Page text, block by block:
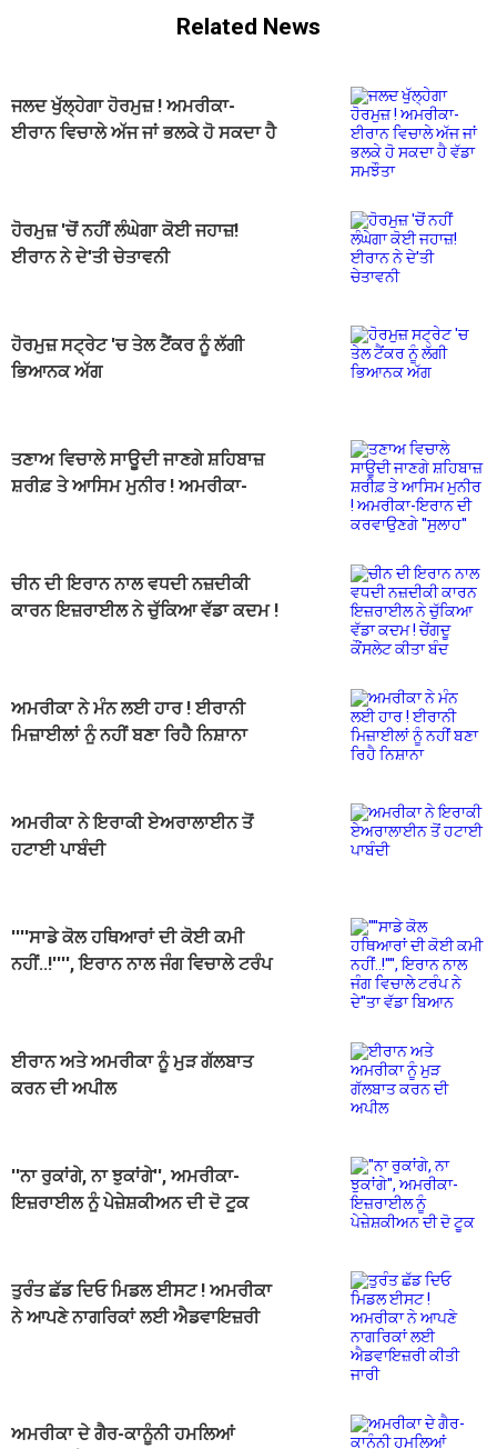
Related News
ਜਲਦ ਖੁੱਲ੍ਹੇਗਾ ਹੋਰਮੁਜ਼ ! ਅਮਰੀਕਾ-
ਈਰਾਨ ਵਿਚਾਲੇ ਅੱਜ ਜਾਂ ਭਲਕੇ ਹੋ ਸਕਦਾ ਹੈ
ਹੋਰਮੁਜ਼ 'ਚੋਂ ਨਹੀਂ ਲੰਘੇਗਾ ਕੋਈ ਜਹਾਜ਼!
ਈਰਾਨ ਨੇ ਦੇ'ਤੀ ਚੇਤਾਵਨੀ
ਹੋਰਮੁਜ਼ ਸਟ੍ਰੇਟ 'ਚ ਤੇਲ ਟੈਂਕਰ ਨੂੰ ਲੱਗੀ
ਭਿਆਨਕ ਅੱਗ
ਤਣਾਅ ਵਿਚਾਲੇ ਸਾਊਦੀ ਜਾਣਗੇ ਸ਼ਹਿਬਾਜ਼
ਸ਼ਰੀਫ਼ ਤੇ ਆਸਿਮ ਮੁਨੀਰ ! ਅਮਰੀਕਾ-
ਚੀਨ ਦੀ ਇਰਾਨ ਨਾਲ ਵਧਦੀ ਨਜ਼ਦੀਕੀ
ਕਾਰਨ ਇਜ਼ਰਾਈਲ ਨੇ ਚੁੱਕਿਆ ਵੱਡਾ ਕਦਮ !
ਅਮਰੀਕਾ ਨੇ ਮੰਨ ਲਈ ਹਾਰ ! ਈਰਾਨੀ
ਮਿਜ਼ਾਈਲਾਂ ਨੂੰ ਨਹੀਂ ਬਣਾ ਰਿਹੈ ਨਿਸ਼ਾਨਾ
ਅਮਰੀਕਾ ਨੇ ਇਰਾਕੀ ਏਅਰਾਲਾਈਨ ਤੋਂ
ਹਟਾਈ ਪਾਬੰਦੀ
''''ਸਾਡੇ ਕੋਲ ਹਥਿਆਰਾਂ ਦੀ ਕੋਈ ਕਮੀ
ਨਹੀਂ..!'''', ਇਰਾਨ ਨਾਲ ਜੰਗ ਵਿਚਾਲੇ ਟਰੰਪ
ਈਰਾਨ ਅਤੇ ਅਮਰੀਕਾ ਨੂੰ ਮੁੜ ਗੱਲਬਾਤ
ਕਰਨ ਦੀ ਅਪੀਲ
''ਨਾ ਰੁਕਾਂਗੇ, ਨਾ ਝੁਕਾਂਗੇ'', ਅਮਰੀਕਾ-
ਇਜ਼ਰਾਈਲ ਨੂੰ ਪੇਜ਼ੇਸ਼ਕੀਅਨ ਦੀ ਦੋ ਟੂਕ
ਤੁਰੰਤ ਛੱਡ ਦਿਓ ਮਿਡਲ ਈਸਟ ! ਅਮਰੀਕਾ
ਨੇ ਆਪਣੇ ਨਾਗਰਿਕਾਂ ਲਈ ਐਡਵਾਇਜ਼ਰੀ
ਅਮਰੀਕਾ ਦੇ ਗੈਰ-ਕਾਨੂੰਨੀ ਹਮਲਿਆਂ